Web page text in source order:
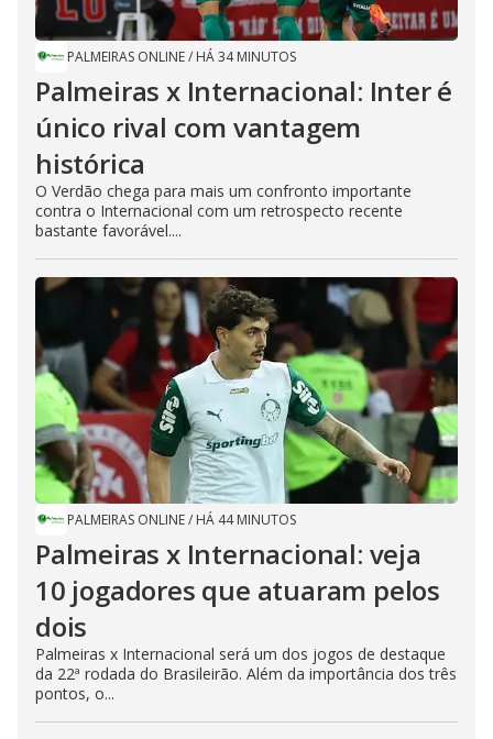
PALMEIRAS ONLINE/ HÁ 34 MINUTOS
Palmeiras x Internacional: Inter é
único rival com vantagem
histórica
O Verdão chega para mais um confronto importante
contra o Internacional com um retrospecto recente
bastante favorável....
PALMEIRAS ONLINE/ HÁ 44 MINUTOS
Palmeiras x Internacional: veja
10 jogadores que atuaram pelos
dois
Palmeiras x Internacional será um dos jogos de destaque
da 22ª rodada do Brasileirão. Além da importância dos três
pontos, o...